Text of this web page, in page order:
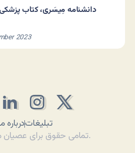
دانشنامه مِیسَری، کتاب
2023
دربارهتبلیغات
تمامی حقوق برای عصیان محفوظ است.